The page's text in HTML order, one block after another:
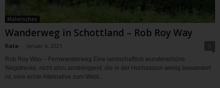
Malerisches
Wanderweg in Schottland – Rob Roy Way
fiala - Januar 6, 2021
Rob Roy Way – Fernwanderweg Eine landschaftlich wunderschöne
Wegstrecke, nicht allzu anstrengend, die in der Hochsaison wenig bewandert
ist, eine echte Alternative zum West...